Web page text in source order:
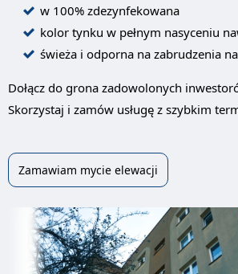
w 100% zdezynfekowana
kolor tynku w pełnym nasyceniu
świeża i odporna na zabrudzenia
Dołącz do grona zadowolonych
Skorzystaj i zamów usługę z szybkim
Zamawiam mycie elewacji